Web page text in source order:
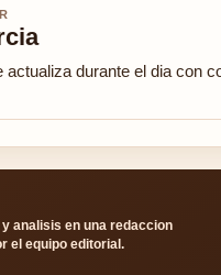
actualiza durante el dia con
analisis en una redaccion
el equipo editorial.